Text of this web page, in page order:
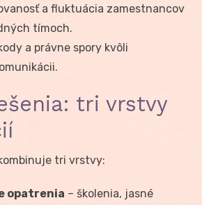
a fluktuácia zamestnancov
tímoch.
a právne spory kvôli
tri vrstvy
tri vrstvy:
opatrenia – školenia, jasné